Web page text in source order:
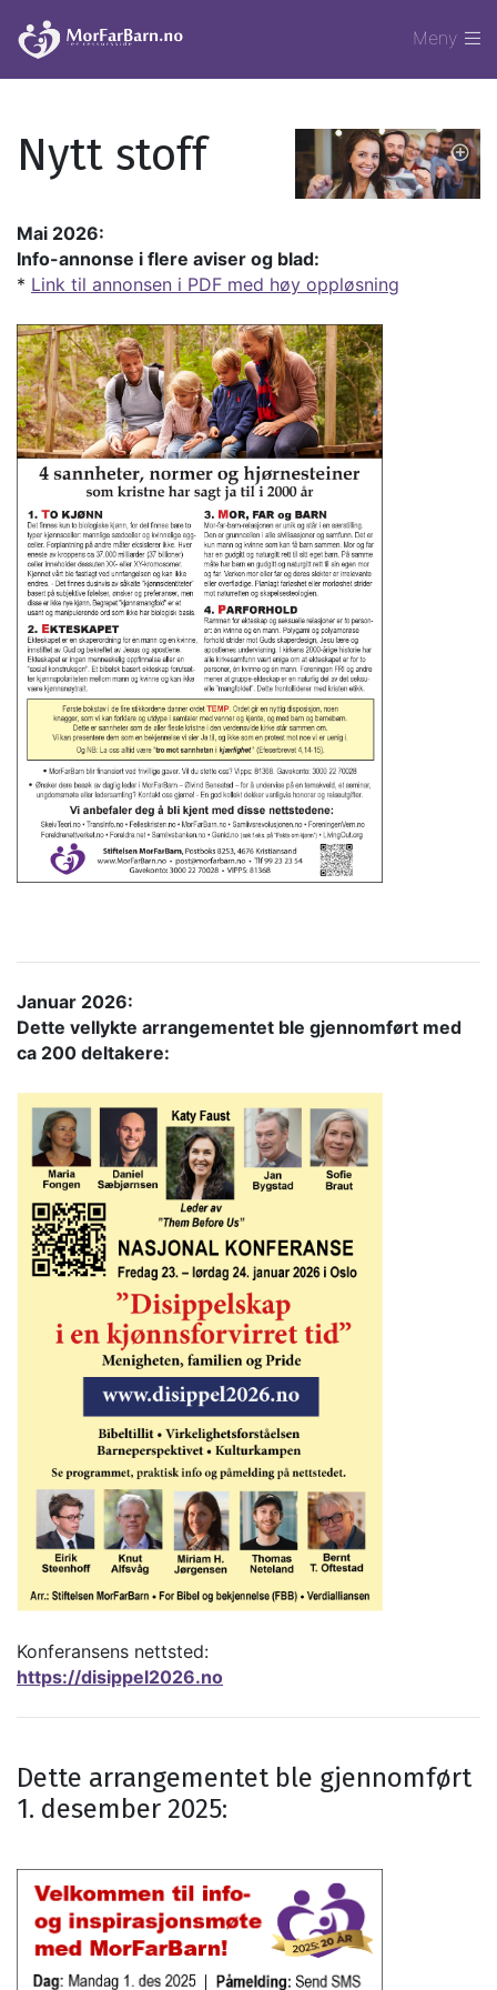
Meny
Nytt stoff
Mai 2026:
Info-annonse i flere aviser og blad:
* Link til annonsen i PDF med høy oppløsning
Januar 2026:
Dette vellykte arrangementet ble gjennomført med
ca 200 deltakere:
Konferansens nettsted:
https://disippel2026.no
Dette arrangementet ble gjennomført
1. desember 2025: